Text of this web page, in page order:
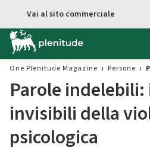
Vai al contenuto principale
Vai al sito commerciale
One Plenitude Magazine
Persone
Parole indelebili:
invisibili della
psicologica